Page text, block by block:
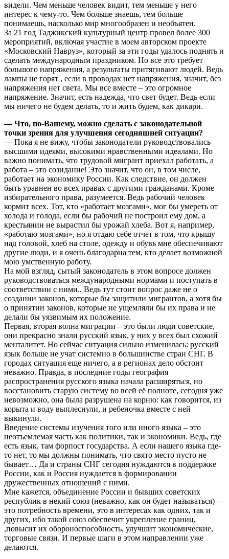
видели. Чем меньше человек видит, тем меньше у него
интерес к чему-то. Чем больше знаешь, тем больше
понимаешь, насколько мир многообразен и необъятен.
За 21 год Таджикский культурный центр провел более 300
мероприятий, включая участие в моем авторском проекте
«Московский Навруз», который за эти годы удалось поднять и
сделать международным праздником. Но все это требует
большого напряжения, а результаты притягивают людей. Ведь
лампы не горят , если в проводах нет напряжения, значит, без
напряжения нет света. Мы все вместе – это огромное
напряжение. Значит, есть надежда, что свет будет. Ведь если
мы ничего не будем делать, то и жить будем, как дикари.
— Что, по-Вашему, можно сделать с законодательной
точки зрения для улучшения сегодняшней ситуации?
— Пока я не вижу, чтобы законодатели руководствовались
высшими идеями, высокими нравственными идеалами. Но
важно понимать, что трудовой мигрант приехал работать, а
работа – это созидание! Это значит, что он, в том числе,
работает на экономику России. Как следствие, он должен
быть уравнен во всех правах с другими гражданами. Кроме
избирательного права, разумеется. Ведь рабочий человек
кормит всех. Тот, кто «работает мозгами», мог бы умереть от
холода и голода, если бы рабочий не построил ему дом, а
крестьянин не вырастил бы урожай хлеба. Вот я, например,
«работаю мозгами», но я отдаю себе отчет в том, что крышу
над головой, хлеб на столе, одежду и обувь мне обеспечивают
другие люди, и я очень благодарна тем, кто делает возможной
мою умственную работу.
На мой взгляд, сытый законодатель в этом вопросе должен
руководствоваться международными нормами и поступать в
соответствии с ними.. Ведь тут стоит вопрос даже не о
создании законов, которые бы защитили мигрантов, а хотя бы
о принятии законов, которые не ущемляли бы их права и не
делали бы уязвимым их положение.
Первая, вторая волна миграции – это были люди советские,
они прекрасно знали русский язык, у них у всех был схожий
менталитет. Но сейчас ситуация сильно изменилась: русский
язык больше не учат системно в большинстве стран СНГ. В
городах ситуация еще ничего, а в регионах дело обстоит
неважно. Правда, в последние годы география
распространения русского языка начала расширяться, но
восстановить старую систему во всей её полноте, сегодня уже
невозможно, она была разрушена на корню: как говорится, из
корыта и воду выплеснули, и ребеночка вместе с ней
выкинули.
Введение системы изучения того или иного языка – это
неотъемлемая часть как политики, так и экономики. Ведь, где
есть язык, там форпост государства. А если нашего языка где-
то нет, то мы должны понимать, что свято место пусто не
бывает… Да и страны СНГ сегодня нуждаются в поддержке
России, как и Россия нуждается в формировании
дружественных отношений с ними.
Мне кажется, объединение России и бывших советских
республик в некий союз (неважно, как он будет называться) —
это потребность времени, это в интересах как одних, так и
других, ибо такой союз обеспечит укрепление границ,
,повысит их обороноспособность, улучшит экономические,
торговые связи. И первые шаги в этом направлении уже
делаются.